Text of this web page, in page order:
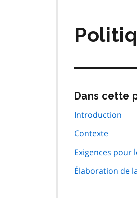
Dans cette
Introduction
Contexte
Exigences pour
Élaboration de